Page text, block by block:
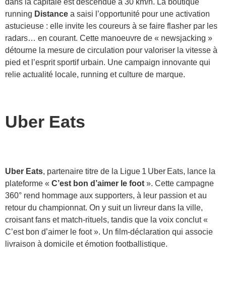
running Distance a saisi l’opportunité pour une activation
astucieuse : elle invite les coureurs à se faire flasher par les
radars… en courant. Cette manoeuvre de « newsjacking »
détourne la mesure de circulation pour valoriser la vitesse à
pied et l’esprit sportif urbain. Une campaign innovante qui
relie actualité locale, running et culture de marque.
Uber Eats
Uber Eats, partenaire titre de la Ligue 1 Uber Eats, lance la
plateforme « C’est bon d’aimer le foot ». Cette campagne
360° rend hommage aux supporters, à leur passion et au
retour du championnat. On y suit un livreur dans la ville,
croisant fans et match-rituels, tandis que la voix conclut «
C’est bon d’aimer le foot ». Un film-déclaration qui associe
livraison à domicile et émotion footballistique.